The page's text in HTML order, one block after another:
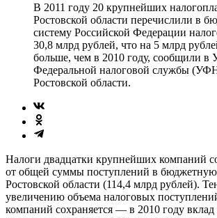
В 2011 году 20 крупнейших
Ростовской области перечислили в
систему Российской Федерации
30,8 млрд рублей, что на 5 млрд
больше, чем в 2010 году, сообщили в
Федеральной налоговой службы
Ростовской области.
Налоги двадцатки крупнейших компаний
от общей суммы поступлений в
Ростовской области (114,4 млрд рублей).
увеличению объема налоговых
компаний сохраняется — в 2010 году вклад